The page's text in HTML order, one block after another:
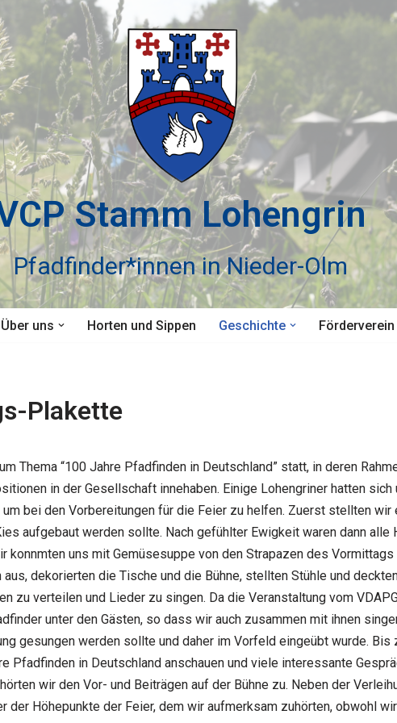
Stamm Lohengrin
Pfadfinder*innen in Nieder-Olm
Über uns Horten und Sippen Geschichte Förderverein
Plakette
Thema “100 Jahre Pfadfinden in Deutschland” statt, in deren
in der Gesellschaft innehaben. Einige Lohengriner hatten sich
bei den Vorbereitungen für die Feier zu helfen. Zuerst stellten
aufgebaut werden sollte. Nach gefühlter Ewigkeit waren dann
konnmten uns mit Gemüsesuppe von den Strapazen des
dekorierten die Tische und die Bühne, stellten Stühle und
zu verteilen und Lieder zu singen. Da die Veranstaltung vom
unter den Gästen, so dass wir auch zusammen mit ihnen
gesungen werden sollte und daher im Vorfeld eingeübt wurde.
Pfadfinden in Deutschland anschauen und viele interessante
wir den Vor- und Beiträgen auf der Bühne zu. Neben der
Höhepunkte der Feier, dem wir aufmerksam zuhörten, obwohl